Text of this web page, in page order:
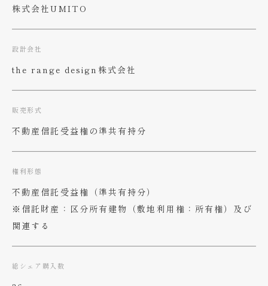
株式会社UMITO
設計会社
the range design株式会社
販売形式
不動産信託受益権の準共有持分
権利形態
不動産信託受益権（準共有持分）
※信託財産：区分所有建物（敷地利用権：所有権）​及び
関連する
総シェア購入数